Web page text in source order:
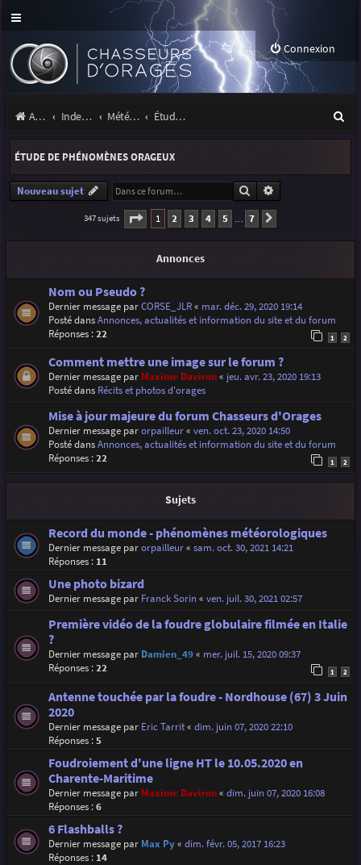
Connexion
Accueil Index du forum Météo et climatologie des orages Étude de phénomènes orageux
e
r
ÉTUDE DE PHÉNOMÈNES ORAGEUX
Nouveau sujet Rechercher
347 sujets Page 1sur
1 2 3 4 5 … 7
Annonces
Nom ou Pseudo ?
Dernier message parCORSE_JLR« mar. déc. 29, 2020 19:14
Posté dansAnnonces, actualités et information du site et du forum
Réponses :22 1 2
Comment mettre une image sur le forum ?
Dernier message par Maxime Daviron« jeu. avr. 23, 2020 19:13
Posté dans Récits et photos d'orages
Mise à jour majeure du forum Chasseurs d'Orages
Dernier message parorpailleur« ven. oct. 23, 2020 14:50
Posté dansAnnonces, actualités et information du site et du forum
Réponses :22 1 2
Sujets
Record du monde - phénomènes météorologiques
Dernier message parorpailleur« sam. oct. 30, 2021 14:21
Réponses : 11
Une photo bizard
Dernier message par Franck Sorin« ven. juil. 30, 2021 02:57
Première vidéo de la foudre globulaire filmée en Italie
?
Dernier message par Damien_49« mer. juil. 15, 2020 09:37
Réponses :22 1 2
Antenne touchée par la foudre - Nordhouse (67) 3 Juin
2020
Dernier message par Eric Tarrit« dim. juin 07, 2020 22:10
Réponses :5
Foudroiement d'une ligne HT le 10.05.2020 en
Charente-Maritime
Dernier message par Maxime Daviron« dim. juin 07, 2020 16:08
Réponses :6
6 Flashballs ?
Dernier message par Max Py« dim. févr. 05, 2017 16:23
Réponses : 14